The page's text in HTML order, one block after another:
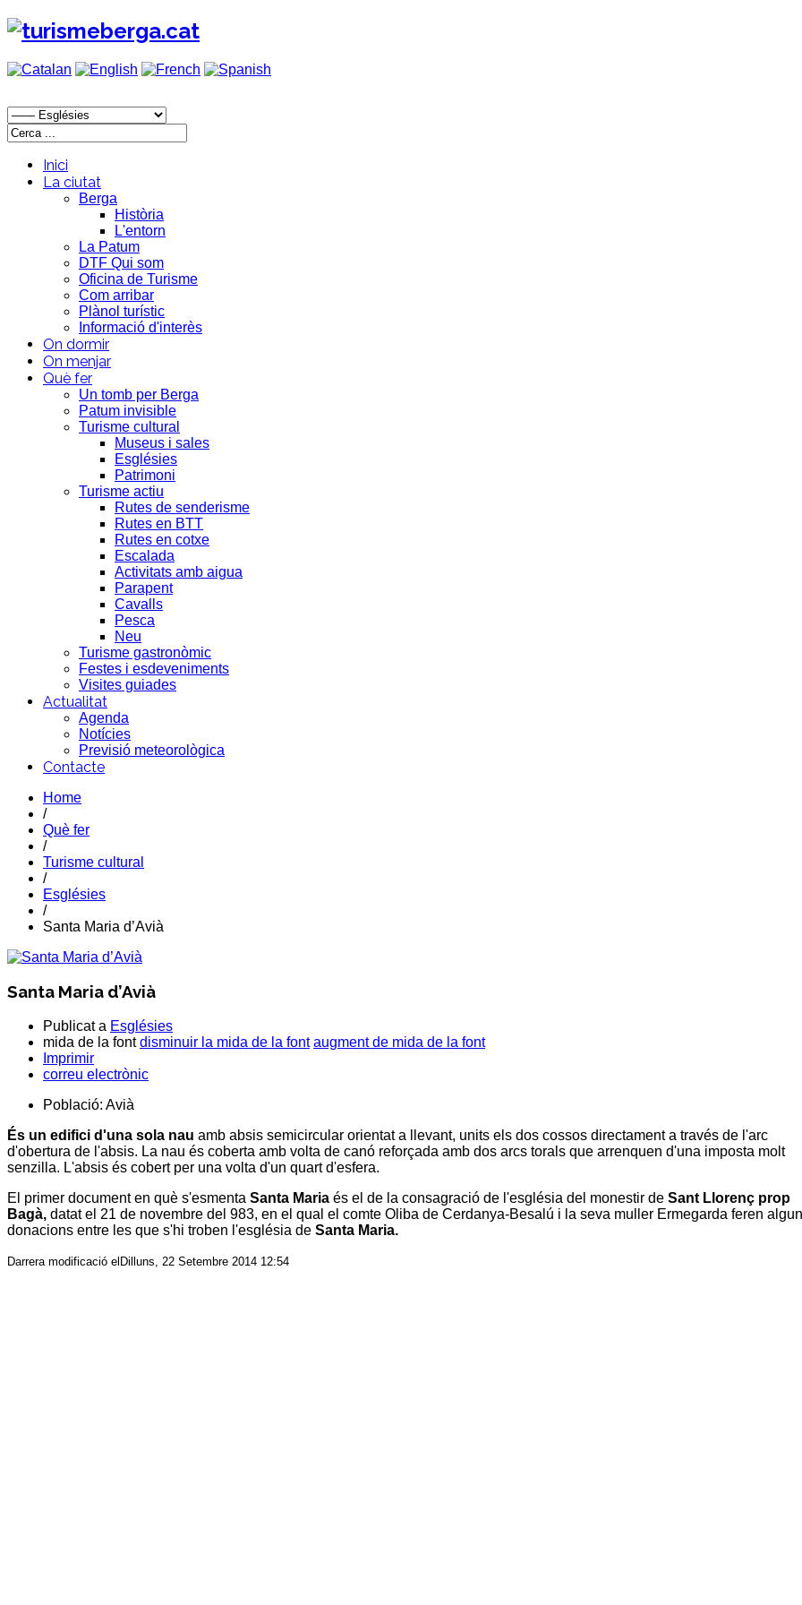
Inici
La ciutat
Berga
Història
L'entorn
La Patum
DTF Qui som
Oficina de Turisme
Com arribar
Plànol turístic
Informació d'interès
On dormir
On menjar
Què fer
Un tomb per Berga
Patum invisible
Turisme cultural
Museus i sales
Esglésies
Patrimoni
Turisme actiu
Rutes de senderisme
Rutes en BTT
Rutes en cotxe
Escalada
Activitats amb aigua
Parapent
Cavalls
Pesca
Neu
Turisme gastronòmic
Festes i esdeveniments
Visites guiades
Actualitat
Agenda
Notícies
Previsió meteorològica
Contacte
Home
/
Què fer
/
Turisme cultural
/
Esglésies
/
Santa Maria d’Avià
Santa Maria d’Avià
Publicat a Esglésies
mida de la font disminuir la mida de la font augment de mida de la font
Imprimir
correu electrònic
Població: Avià
És un edifici d'una sola nau amb absis semicircular orientat a llevant, units els dos cossos directament a través de l'arc
d'obertura de l'absis. La nau és coberta amb volta de canó reforçada amb dos arcs torals que arrenquen d'una imposta molt
senzilla. L'absis és cobert per una volta d'un quart d'esfera.
El primer document en què s'esmenta Santa Maria és el de la consagració de l'església del monestir de Sant Llorenç prop
Bagà, datat el 21 de novembre del 983, en el qual el comte Oliba de Cerdanya-Besalú i la seva muller Ermegarda feren
donacions entre les que s'hi troben l'església de Santa Maria.
Darrera modificació elDilluns, 22 Setembre 2014 12:54